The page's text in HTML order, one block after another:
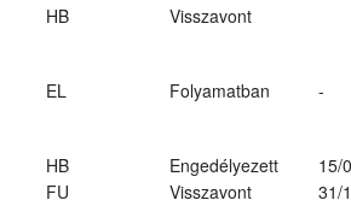
HB
Visszavont
EL Folyamatban -
HB Engedélyezett
15/
FU Visszavont
31/